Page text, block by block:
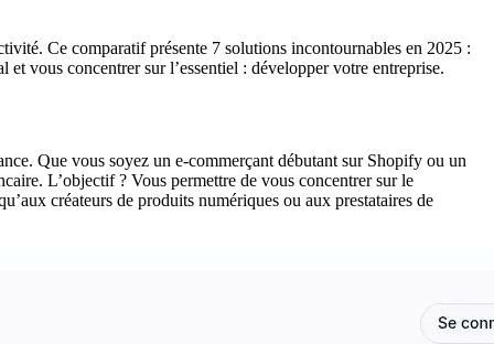
Ce comparatif présente 7 solutions incontournables en 2025 :
vous concentrer sur l’essentiel : développer votre entreprise.
Que vous soyez un e-commerçant débutant sur Shopify ou un
L’objectif ? Vous permettre de vous concentrer sur le
créateurs de produits numériques ou aux prestataires de